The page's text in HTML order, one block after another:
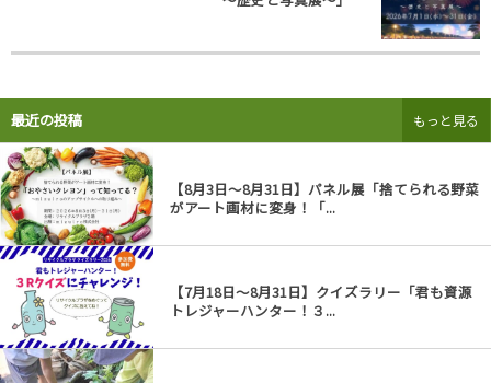
最近の投稿
【8月3日～8月31日】パネル展「捨てられる野菜
がアート画材に変身！「...
【7月18日～8月31日】クイズラリー「君も資源
トレジャーハンター！３...
もっと見る